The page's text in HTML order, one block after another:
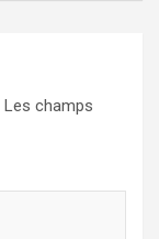
Les champs